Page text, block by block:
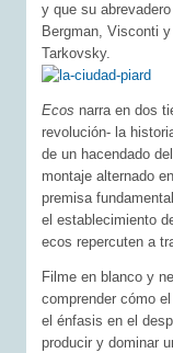
y que su
Bergman, Visconti
Tarkovsky.
Ecos narra en dos
revolución- la
de un hacendado
montaje alternado
premisa
el establecimiento
ecos repercuten a
Filme en blanco y
comprender cómo
el énfasis en el
producir y dominar